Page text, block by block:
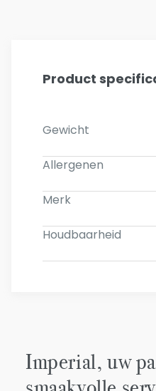
Product
Gewicht
Allergenen
Merk
Houdbaarheid
Imperial, uw